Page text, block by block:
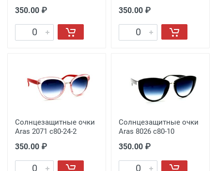
350.00 ₽ 350.00 ₽
Солнцезащитные очки
Aras 2071 с80-24-2
350.00 ₽
Солнцезащитные очки
Aras 8026 с80-10
350.00 ₽